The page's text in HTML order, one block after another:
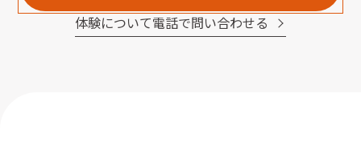
体験について電話で問い合わせる